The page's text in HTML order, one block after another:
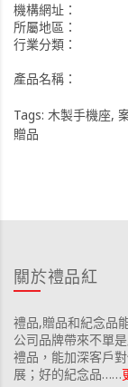
機構網址：
所屬地區：
行業分類：
產品名稱：
Tags: 木製手機座,
贈品
關於禮品紅
禮品,贈品和紀念品
公司品牌帶來不單
禮品，能加深客戶
展；好的紀念品……